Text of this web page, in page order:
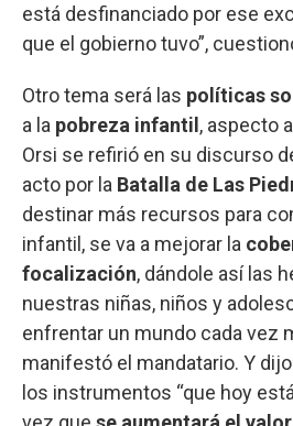
está desfinanciado por ese
que el gobierno tuvo”,
Otro tema será las políticas
a la pobreza infantil , aspecto
Orsi se refirió en su discurso
acto por la Batalla de Las
destinar más recursos para
infantil, se va a mejorar la
focalización, dándole así las
nuestras niñas, niños y
enfrentar un mundo cada vez
manifestó el mandatario. Y
los instrumentos “que hoy